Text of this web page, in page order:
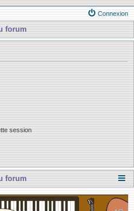
Connexion
forum
session
forum